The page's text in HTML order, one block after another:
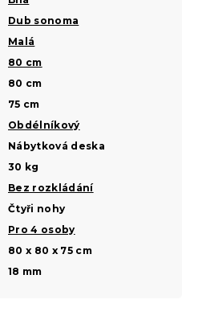
Dub sonoma
Malá
80 cm
80 cm
75 cm
Obdélníkový
Nábytková deska
30 kg
Bez rozkládání
Čtyři nohy
Pro 4 osoby
80 x 80 x 75 cm
18 mm